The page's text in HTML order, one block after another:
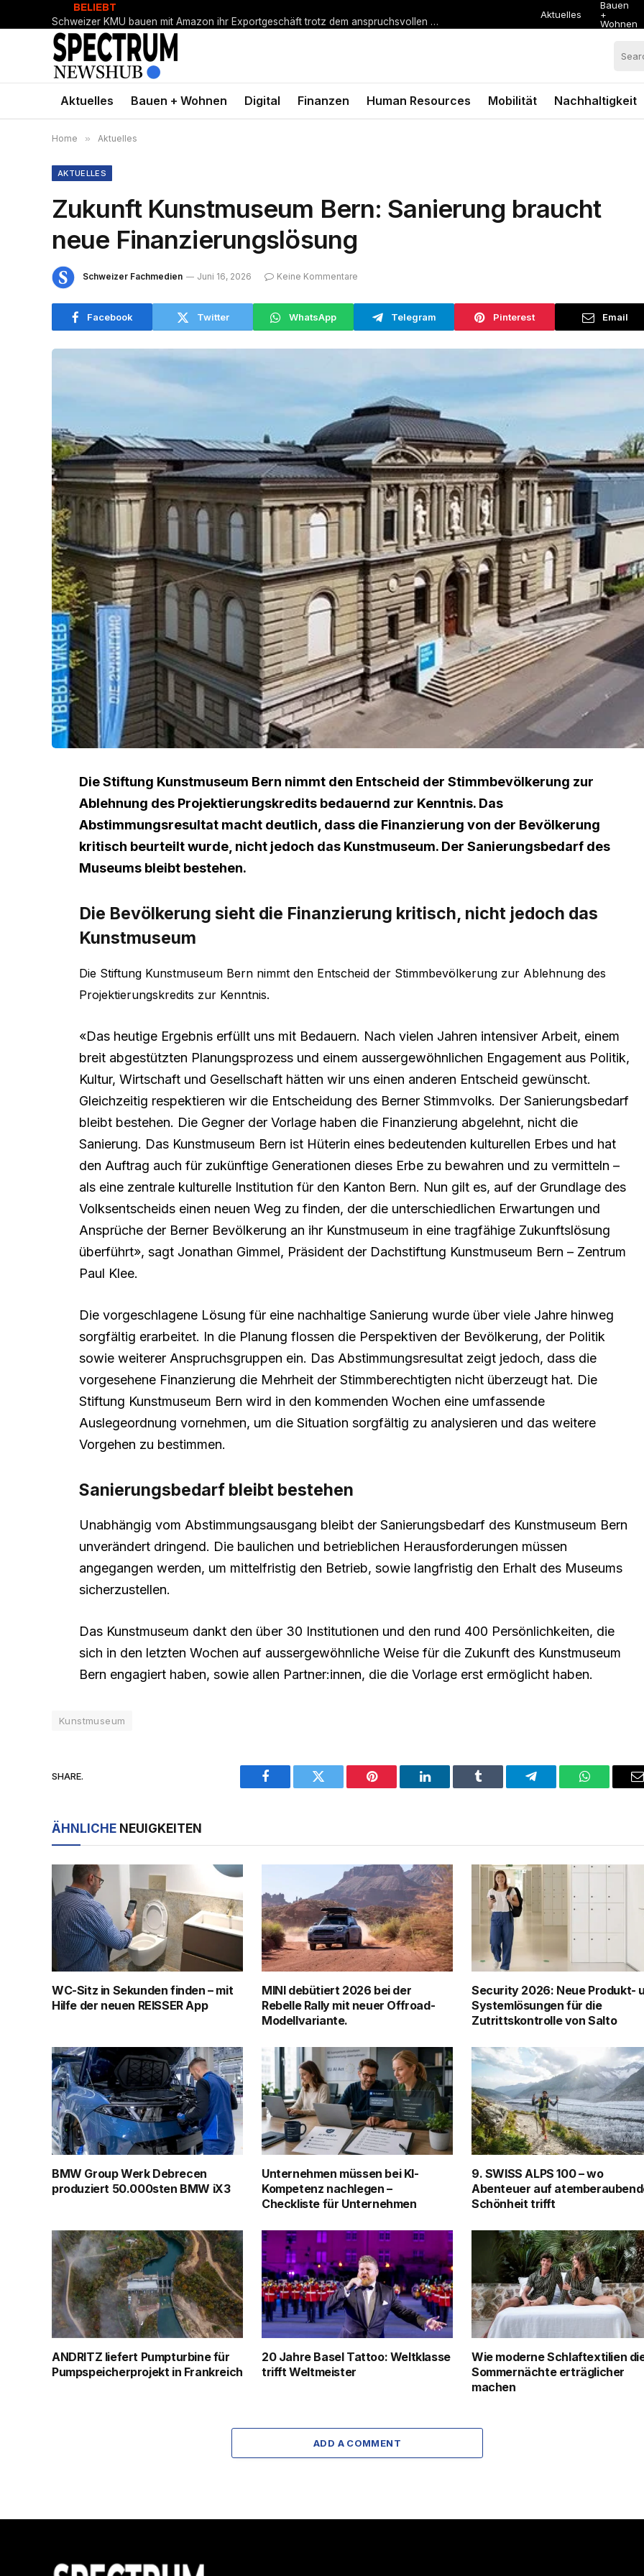
BELIEBT
Schweizer KMU bauen mit Amazon ihr Exportgeschäft trotz dem anspruchsvollen Umfeld weiter aus
Aktuelles
Bauen
+
Wohnen
Aktuelles Bauen + Wohnen Digital Finanzen Human Resources Mobilität Nachhaltigkeit
Home » Aktuelles
AKTUELLES
Zukunft Kunstmuseum Bern: Sanierung braucht
neue Finanzierungslösung
Schweizer Fachmedien Juni 16, 2026 Keine Kommentare
Facebook Twitter WhatsApp Telegram Pinterest Email
Die Stiftung Kunstmuseum Bern nimmt den Entscheid der Stimmbevölkerung zur
Ablehnung des Projektierungskredits bedauernd zur Kenntnis. Das
Abstimmungsresultat macht deutlich, dass die Finanzierung von der Bevölkerung
kritisch beurteilt wurde, nicht jedoch das Kunstmuseum. Der Sanierungsbedarf des
Museums bleibt bestehen.
Die Bevölkerung sieht die Finanzierung kritisch, nicht jedoch das
Kunstmuseum
Die Stiftung Kunstmuseum Bern nimmt den Entscheid der Stimmbevölkerung zur Ablehnung des
Projektierungskredits zur Kenntnis.
«Das heutige Ergebnis erfüllt uns mit Bedauern. Nach vielen Jahren intensiver Arbeit, einem
breit abgestützten Planungsprozess und einem aussergewöhnlichen Engagement aus Politik,
Kultur, Wirtschaft und Gesellschaft hätten wir uns einen anderen Entscheid gewünscht.
Gleichzeitig respektieren wir die Entscheidung des Berner Stimmvolks. Der Sanierungsbedarf
bleibt bestehen. Die Gegner der Vorlage haben die Finanzierung abgelehnt, nicht die
Sanierung. Das Kunstmuseum Bern ist Hüterin eines bedeutenden kulturellen Erbes und hat
den Auftrag auch für zukünftige Generationen dieses Erbe zu bewahren und zu vermitteln –
als eine zentrale kulturelle Institution für den Kanton Bern. Nun gilt es, auf der Grundlage des
Volksentscheids einen neuen Weg zu finden, der die unterschiedlichen Erwartungen und
Ansprüche der Berner Bevölkerung an ihr Kunstmuseum in eine tragfähige Zukunftslösung
überführt», sagt Jonathan Gimmel, Präsident der Dachstiftung Kunstmuseum Bern – Zentrum
Paul Klee.
Die vorgeschlagene Lösung für eine nachhaltige Sanierung wurde über viele Jahre hinweg
sorgfältig erarbeitet. In die Planung flossen die Perspektiven der Bevölkerung, der Politik
sowie weiterer Anspruchsgruppen ein. Das Abstimmungsresultat zeigt jedoch, dass die
vorgesehene Finanzierung die Mehrheit der Stimmberechtigten nicht überzeugt hat. Die
Stiftung Kunstmuseum Bern wird in den kommenden Wochen eine umfassende
Auslegeordnung vornehmen, um die Situation sorgfältig zu analysieren und das weitere
Vorgehen zu bestimmen.
Sanierungsbedarf bleibt bestehen
Unabhängig vom Abstimmungsausgang bleibt der Sanierungsbedarf des Kunstmuseum Bern
unverändert dringend. Die baulichen und betrieblichen Herausforderungen müssen
angegangen werden, um mittelfristig den Betrieb, sowie langfristig den Erhalt des Museums
sicherzustellen.
Das Kunstmuseum dankt den über 30 Institutionen und den rund 400 Persönlichkeiten, die
sich in den letzten Wochen auf aussergewöhnliche Weise für die Zukunft des Kunstmuseum
Bern engagiert haben, sowie allen Partner:innen, die die Vorlage erst ermöglicht haben.
Kunstmuseum
SHARE.
Facebook Twitter Pinterest LinkedIn Tumblr Telegram WhatsApp
ÄHNLICHE NEUIGKEITEN
WC-Sitz in Sekunden finden – mit
Hilfe der neuen REISSER App
MINI debütiert 2026 bei der
Rebelle Rally mit neuer Offroad-
Modellvariante.
Security 2026: Neue Produkt-
Systemlösungen für die
Zutrittskontrolle von Salto
BMW Group Werk Debrecen
produziert 50.000sten BMW iX3
Unternehmen müssen bei KI-
Kompetenz nachlegen –
Checkliste für Unternehmen
9. SWISS ALPS 100 – wo
Abenteuer auf
Schönheit trifft
ANDRITZ liefert Pumpturbine für
Pumpspeicherprojekt in Frankreich
20 Jahre Basel Tattoo: Weltklasse
trifft Weltmeister
Wie moderne Schlaftextilien
Sommernächte erträglicher
machen
ADD A COMMENT